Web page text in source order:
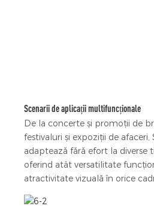
Scenarii de aplicații multifuncționale
De la concerte și promoții de
festivaluri și expoziții de afaceri,
adaptează fără efort la diverse
oferind atât versatilitate
atractivitate vizuală în orice